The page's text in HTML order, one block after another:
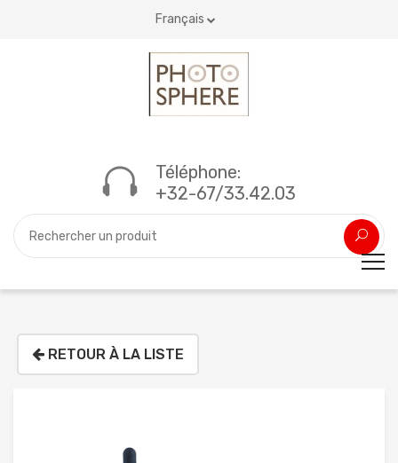
Français
Téléphone:
+32-67/33.42.03
RETOUR À LA LISTE